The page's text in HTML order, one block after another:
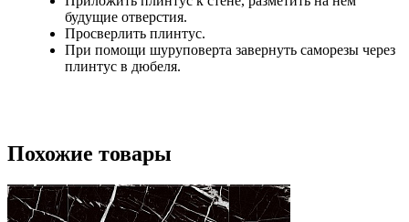
будущие отверстия.
Просверлить плинтус.
При помощи шуруповерта завернуть саморезы через
плинтус в дюбеля.
Похожие товары